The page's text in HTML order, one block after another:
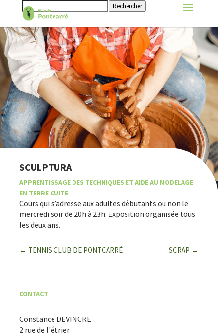
Rechercher
SCULPTURA
APPRENTISSAGE DES TECHNIQUES ET AIDE AU MODELAGE
EN TERRE CUITE
Cours qui s’adresse aux adultes débutants ou non le
mercredi soir de 20h à 23h. Exposition organisée tous
les deux ans.
← TENNIS CLUB DE PONTCARRÉ SCRAP →
CONTACT
Constance DEVINCRE
2 rue de l'étrier